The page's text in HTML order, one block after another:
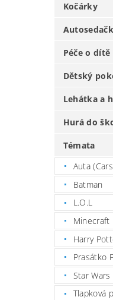
Kočárky
Péče o dítě
Dětský
Lehátka a
Hurá do
Témata
Auta
Batman
L.O.L
Minecraft
Harry
Prasátko
Star Wars
Tlapková